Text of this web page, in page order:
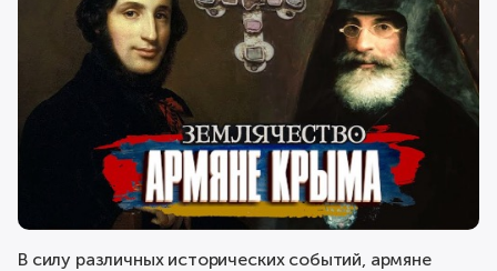
В силу различных исторических событий, армяне